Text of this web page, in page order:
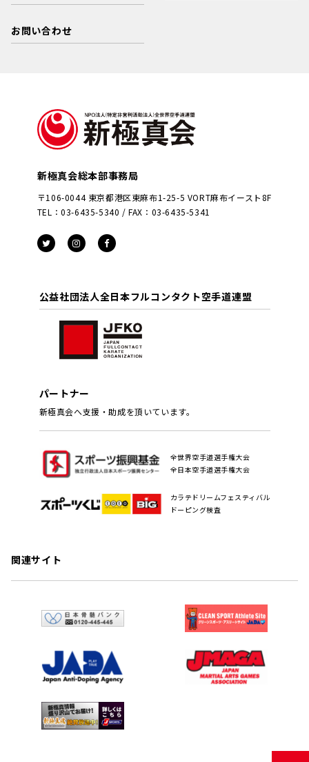
お問い合わせ
新極真会総本部事務局
〒106-0044 東京都港区東麻布1-25-5 VORT麻布イースト8F
TEL：03-6435-5340 / FAX：03-6435-5341
公益社団法人全日本フルコンタクト空手道連盟
パートナー
新極真会へ支援・助成を頂いています。
全世界空手道選手権大会
全日本空手道選手権大会
カラテドリームフェスティバル
ドーピング検査
関連サイト